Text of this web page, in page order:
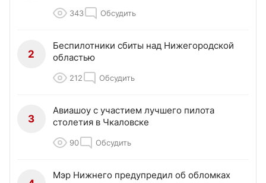
343 Обсудить
2
Беспилотники сбиты над Нижегородской
областью
212 Обсудить
3
Авиашоу с участием лучшего пилота
столетия в Чкаловске
90 Обсудить
Мэр Нижнего предупредил об обломках